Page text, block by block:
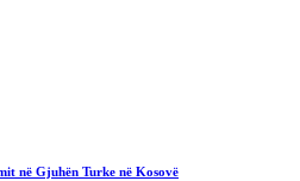
në Gjuhën Turke në Kosovë